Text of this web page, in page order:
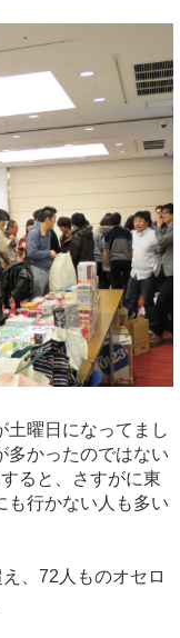
土曜日になってまし
多かったのではない
ると、さすがに東
も行かない人も多い
、72人ものオセロ